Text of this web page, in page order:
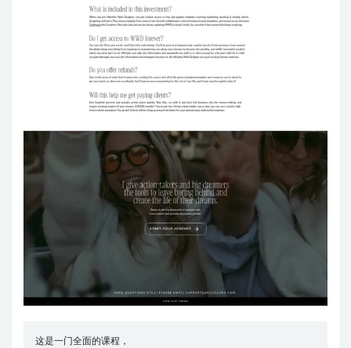
这是一门全面的课程，